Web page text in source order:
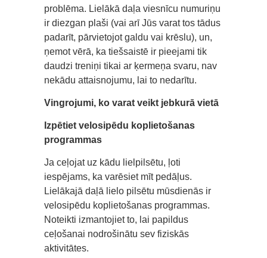
problēma. Lielākā daļa viesnīcu numuriņu
ir diezgan plaši (vai arī Jūs varat tos tādus
padarīt, pārvietojot galdu vai krēslu), un,
ņemot vērā, ka tiešsaistē ir pieejami tik
daudzi treniņi tikai ar ķermeņa svaru, nav
nekādu attaisnojumu, lai to nedarītu.
Vingrojumi, ko varat veikt jebkurā vietā
Izpētiet velosipēdu koplietošanas
programmas
Ja ceļojat uz kādu lielpilsētu, ļoti
iespējams, ka varēsiet mīt pedāļus.
Lielākajā daļā lielo pilsētu mūsdienās ir
velosipēdu koplietošanas programmas.
Noteikti izmantojiet to, lai papildus
ceļošanai nodrošinātu sev fiziskās
aktivitātes.